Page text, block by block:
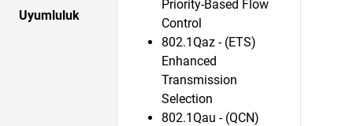
Uyumluluk
Priority-Based Flow
Control
802.1Qaz - (ETS)
Enhanced
Transmission
Selection
802.1Qau - (QCN)